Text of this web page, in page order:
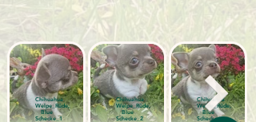
Chihuahua
Welpe_Rüde,
Blue
Schecke_1
Chihuahua
Welpe_Rüde,
Blue
Schecke_2
Chihuahua
Welpe_Rüde,
Blue
Schecke_3